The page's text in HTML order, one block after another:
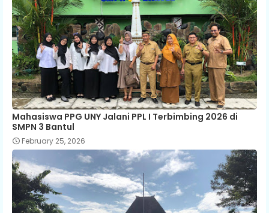
Mahasiswa PPG UNY Jalani PPL I Terbimbing 2026 di
SMPN 3 Bantul
February 25, 2026